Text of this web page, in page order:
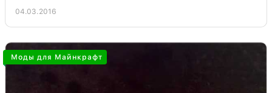
04.03.2016
Моды для Майнкрафт